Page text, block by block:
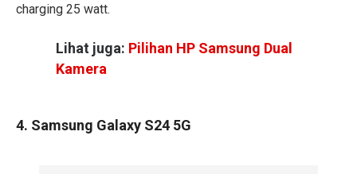
charging 25 watt.
Lihat juga: Pilihan HP Samsung Dual
Kamera
4. Samsung Galaxy S24 5G